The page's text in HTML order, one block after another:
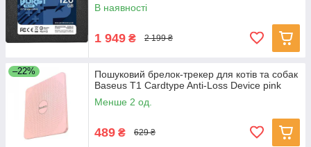
В наявності
1 949 ₴ 2 199 ₴
–22%
Пошуковий брелок-трекер для котів та собак
Baseus T1 Cardtype Anti-Loss Device pink
Менше 2 од.
489 ₴ 629 ₴